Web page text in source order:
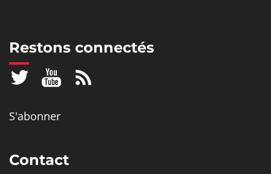
Restons connectés
S'abonner
Contact